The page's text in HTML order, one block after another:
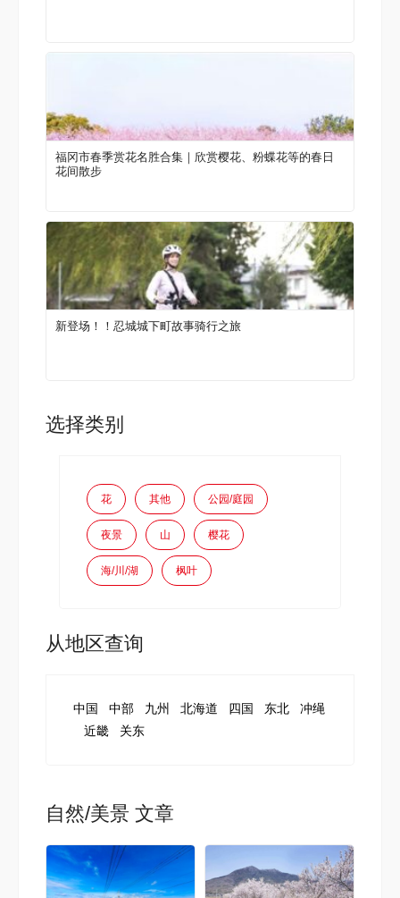
福冈市春季赏花名胜合集｜欣赏樱花、粉蝶花等的春日
花间散步
新登场！！忍城城下町故事骑行之旅
选择类别
花 其他 公园/庭园
夜景 山 樱花
海/川/湖 枫叶
从地区查询
中国 中部 九州 北海道 四国 东北
冲绳
近畿
关东
自然/美景 文章